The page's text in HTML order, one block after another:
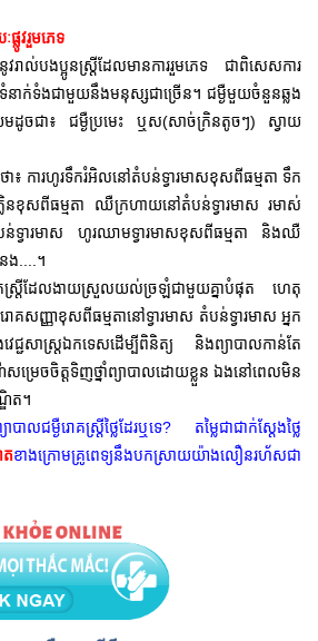
លូវរួមភេទ
រាល់បងប្អូនស្ត្រីដែលមានការរួមភេទ ជាពិសេសការ
នាក់ទំងជាមួយនឹងមនុស្សជាច្រើន។ ជម្ងឺមួយចំនួនឆ្លង
យមដូចជា៖ ជម្ងឺប្រមេះ ឬស(សាច់ក្រិនតូចៗ) ស្វាយ
៖ ការហូរទឹករំអិលនៅតំបន់ទ្វារមាសខុសពីធម្មតា​ ទឹក
នខុសពីធម្មតា ឈឺក្រហាយនៅតំបន់ទ្វារមាស រមាស់
បន់ទ្វារមាស ហូរឈាមទ្វារមាសខុសពីធម្មតា និងឈឺ
ង....។
គស្ត្រីដែលងាយស្រួលយល់ច្រឡំជាមួយគ្នាបំផុត ហេតុ
សញ្ញាខុសពីធម្មតានៅទ្វារមាស តំបន់ទ្វារមាស អ្នក
វេជ្ជសាស្ត្រឯកទេសដើម្បីពិនិត្យ និងព្យាបាលកាន់តែ
ម្រេចចិត្តទិញថ្នាំព្យាបាលដោយខ្លួន ឯងនៅពេលមិន
ឌិត។
ាលជម្ងឺរោគស្ត្រីថ្លៃដែរឬទេ? តម្លៃជាជាក់ស្តែងថ្លៃ
តខាងក្រោមគ្រូពេទ្យនឹងបកស្រាយយ៉ាងលឿនរហ័សជា